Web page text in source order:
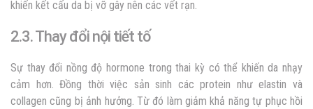
khiến kết cấu da bị vỡ gây nên các vết rạn.
2.3. Thay đổi nội tiết tố
Sự thay đổi nồng độ hormone trong thai kỳ có thể khiến da nhạy
cảm hơn. Đồng thời việc sản sinh các protein như elastin và
collagen cũng bị ảnh hưởng. Từ đó làm giảm khả năng tự phục hồi